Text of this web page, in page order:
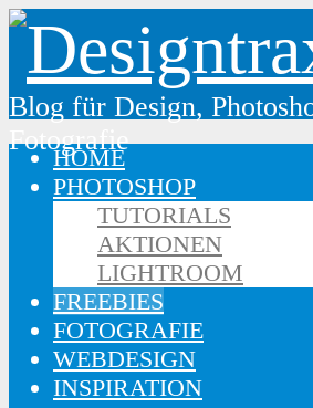
Blog für Design,
Fotografie
HOME
PHOTOSHOP
TUTORIALS
AKTIONEN
LIGHTROOM
FREEBIES
FOTOGRAFIE
WEBDESIGN
INSPIRATION